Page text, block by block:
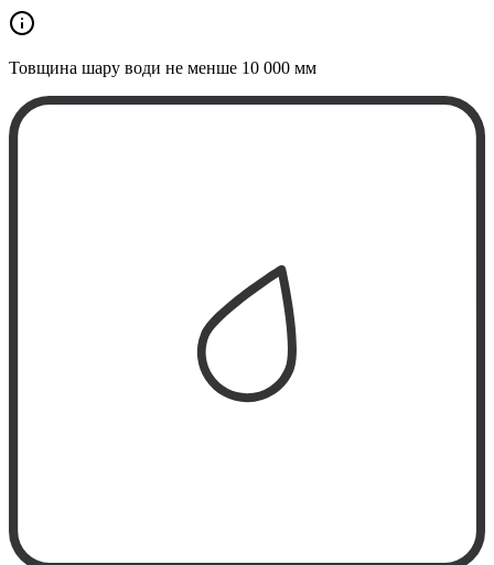
Товщина шару води не менше 10 000 мм